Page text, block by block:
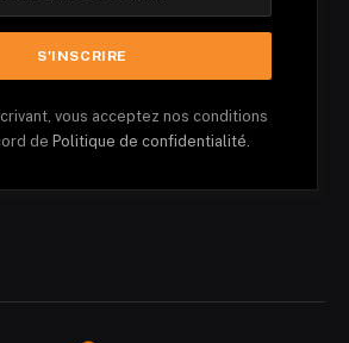
vous acceptez nos conditions
de Politique de confidentialité.